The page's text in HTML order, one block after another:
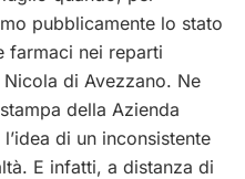
pubblicamente lo stato
farmaci nei reparti
Nicola di Avezzano. Ne
della Azienda
di un inconsistente
E infatti, a distanza di